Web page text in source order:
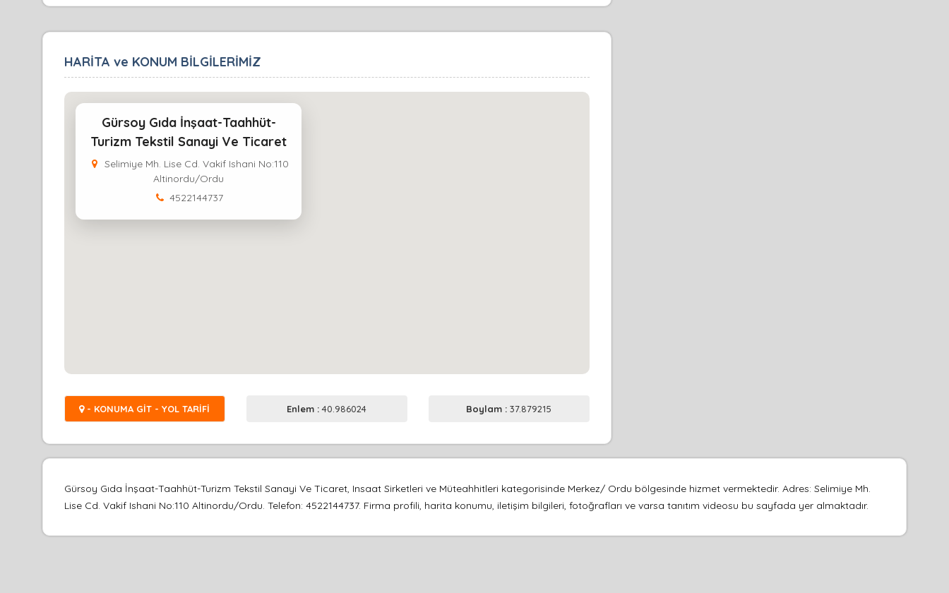
HARİTA ve KONUM BİLGİLERİMİZ
Gürsoy Gıda İnşaat-Taahhüt-
Turizm Tekstil Sanayi Ve Ticaret
Selimiye Mh. Lise Cd. Vakif Ishani No:110
Altinordu/Ordu
4522144737
- KONUMA GİT - YOL TARİFİ Enlem :40.986024 Boylam :37.879215
Gürsoy Gıda İnşaat-Taahhüt-Turizm Tekstil Sanayi Ve Ticaret, Insaat Sirketleri ve Müteahhitleri kategorisinde Merkez/ Ordu bölgesinde hizmet vermektedir. Adres: Selimiye Mh.
Lise Cd. Vakif Ishani No:110 Altinordu/Ordu. Telefon: 4522144737. Firma profili, harita konumu, iletişim bilgileri, fotoğrafları ve varsa tanıtım videosu bu sayfada yer almaktadır.